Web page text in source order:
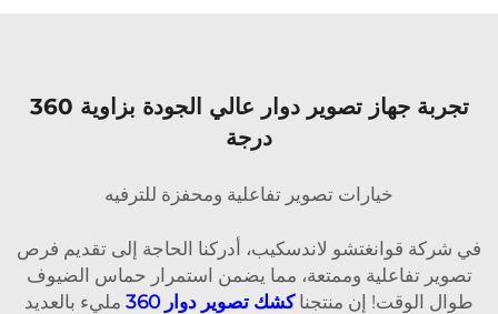
تجربة جهاز تصوير دوار عالي الجودة بزاوية 360
درجة
خيارات تصوير تفاعلية ومحفزة للترفيه
في شركة قوانغتشو لاندسكيب، أدركنا الحاجة إلى تقديم فرص
تصوير تفاعلية وممتعة، مما يضمن استمرار حماس الضيوف
طوال الوقت! إن منتجناكشك تصوير دوار 360
مليء بالعديد